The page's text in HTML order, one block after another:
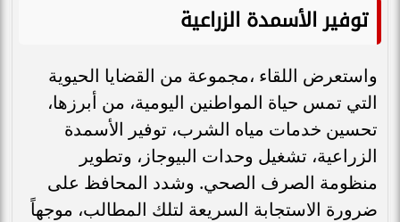
توفير الأسمدة الزراعية
واستعرض اللقاء ،مجموعة من القضايا الحيوية
التي تمس حياة المواطنين اليومية، من أبرزها،
تحسين خدمات مياه الشرب، توفير الأسمدة
الزراعية، تشغيل وحدات البيوجاز، وتطوير
منظومة الصرف الصحي. وشدد المحافظ على
ضرورة الاستجابة السريعة لتلك المطالب، موجهاً